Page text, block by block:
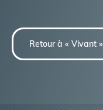
Retour à « Vivant »